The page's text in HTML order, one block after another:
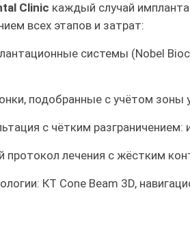
Clinic каждый случай
всех этапов и затрат:
системы (Nobel
подобранные с учётом зоны
с чётким
протокол лечения с жёстким
КТ Cone Beam 3D,